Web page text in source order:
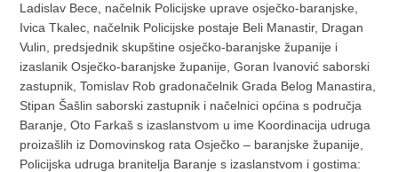
Ladislav Bece, načelnik Policijske uprave osječko-baranjske,
Ivica Tkalec, načelnik Policijske postaje Beli Manastir, Dragan
Vulin, predsjednik skupštine osječko-baranjske županije i
izaslanik Osječko-baranjske županije, Goran Ivanović saborski
zastupnik, Tomislav Rob gradonačelnik Grada Belog Manastira,
Stipan Šašlin saborski zastupnik i načelnici općina s područja
Baranje, Oto Farkaš s izaslanstvom u ime Koordinacija udruga
proizašlih iz Domovinskog rata Osječko – baranjske županije,
Policijska udruga branitelja Baranje s izaslanstvom i gostima: